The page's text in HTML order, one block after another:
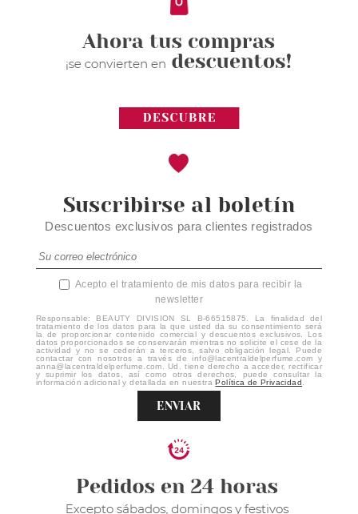
Suscribirse al boletín
Descuentos exclusivos para clientes registrados
Acepto el tratamiento de mis datos para recibir la
newsletter
Responsable: BEAUTY DIVISION SL B-66515875. La finalidad del
tratamiento de los datos para la que usted da su consentimiento será
la de proporcionar contenido comercial y descuentos exclusivos. Los
datos proporcionados se conservarán mientras no solicite el cese de la
actividad y no se cederán a terceros, salvo obligación legal. Puede
contactar con nosotros a través de info@lacentraldelperfume.com y
anna@lacentraldelperfume.com. Ud. tiene derecho a acceder, rectificar
y suprimir los datos, así como otros derechos, puede consultar la
información adicional y detallada en nuestraPolítica de Privacidad
ENVIAR